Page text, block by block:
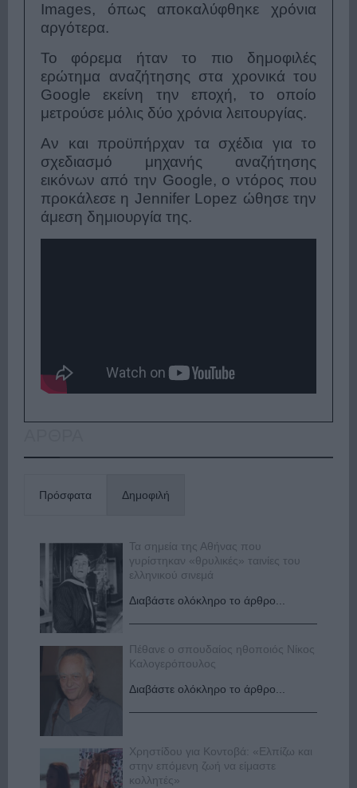
Images, όπως αποκαλύφθηκε χρόνια
αργότερα.
Το φόρεμα ήταν το πιο δημοφιλές
ερώτημα αναζήτησης στα χρονικά του
Google εκείνη την εποχή, το οποίο
μετρούσε μόλις δύο χρόνια λειτουργίας.
Αν και προϋπήρχαν τα σχέδια για το
σχεδιασμό μηχανής αναζήτησης
εικόνων από την Google, ο ντόρος που
προκάλεσε η Jennifer Lopez ώθησε την
άμεση δημιουργία της.
Πρόσφατα Δημοφιλή
Τα σημεία της Αθήνας που
γυρίστηκαν «θρυλικές» ταινίες του
ελληνικού σινεμά
Διαβάστε ολόκληρο το άρθρο...
Πέθανε ο σπουδαίος ηθοποιός Νίκος
Καλογερόπουλος
Διαβάστε ολόκληρο το άρθρο...
Χρηστίδου για Κοντοβά: «Ελπίζω και
στην επόμενη ζωή να είμαστε
κολλητές»